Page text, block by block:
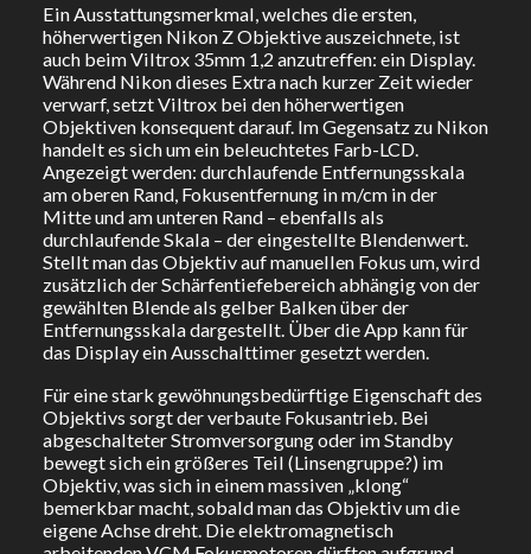
Ein Ausstattungsmerkmal, welches die ersten,
höherwertigen Nikon Z Objektive auszeichnete, ist
auch beim Viltrox 35mm 1,2 anzutreffen: ein Display.
Während Nikon dieses Extra nach kurzer Zeit wieder
verwarf, setzt Viltrox bei den höherwertigen
Objektiven konsequent darauf. Im Gegensatz zu Nikon
handelt es sich um ein beleuchtetes Farb-LCD.
Angezeigt werden: durchlaufende Entfernungsskala
am oberen Rand, Fokusentfernung in m/cm in der
Mitte und am unteren Rand – ebenfalls als
durchlaufende Skala – der eingestellte Blendenwert.
Stellt man das Objektiv auf manuellen Fokus um, wird
zusätzlich der Schärfentiefebereich abhängig von der
gewählten Blende als gelber Balken über der
Entfernungsskala dargestellt. Über die App kann für
das Display ein Ausschalttimer gesetzt werden.
Für eine stark gewöhnungsbedürftige Eigenschaft des
Objektivs sorgt der verbaute Fokusantrieb. Bei
abgeschalteter Stromversorgung oder im Standby
bewegt sich ein größeres Teil (Linsengruppe?) im
Objektiv, was sich in einem massiven „klong“
bemerkbar macht, sobald man das Objektiv um die
eigene Achse dreht. Die elektromagnetisch